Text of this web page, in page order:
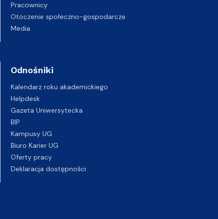
Pracownicy
Otoczenie społeczno-gospodarcze
Media
Odnośniki
Kalendarz roku akademickiego
Helpdesk
Gazeta Uniwersytecka
BIP
Kampusy UG
Biuro Karier UG
Oferty pracy
Deklaracja dostępności